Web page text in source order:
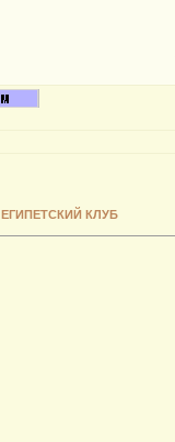
ЕГИПЕТСКИЙ КЛУБ